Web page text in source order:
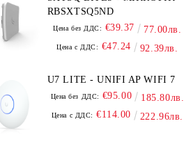
RBSXTSQ5ND
Цена без ДДС: €39.37 77.00лв.
Цена с ДДС: €47.24 92.39лв.
U7 LITE - UNIFI AP WIFI 7
Цена без ДДС: €95.00 185.80лв.
Цена с ДДС: €114.00 222.96лв.